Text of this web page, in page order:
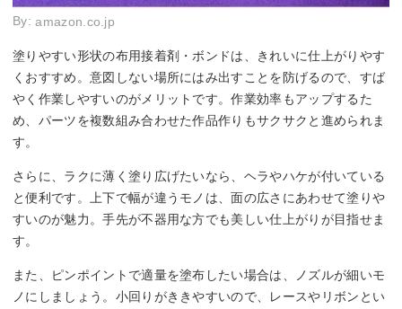
By:amazon.co.jp
塗りやすい形状の布用接着剤・ボンドは、きれいに仕上がりやす
くおすすめ。意図しない場所にはみ出すことを防げるので、すば
やく作業しやすいのがメリットです。作業効率もアップするた
め、パーツを複数組み合わせた作品作りもサクサクと進められま
す。
さらに、ラクに薄く塗り広げたいなら、ヘラやハケが付いている
と便利です。上下で幅が違うモノは、面の広さにあわせて塗りや
すいのが魅力。手先が不器用な方でも美しい仕上がりが目指せま
す。
また、ピンポイントで適量を塗布したい場合は、ノズルが細いモ
ノにしましょう。小回りがききやすいので、レースやリボンとい